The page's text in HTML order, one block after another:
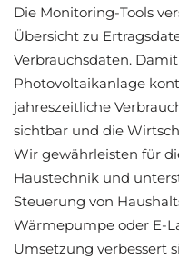
Die Monitoring-Tools
Übersicht zu
Verbrauchsdaten.
Photovoltaikanlage
jahreszeitliche
sichtbar und die
Wir gewährleisten für
Haustechnik und
Steuerung von
Wärmepumpe oder E-
Umsetzung verbessert